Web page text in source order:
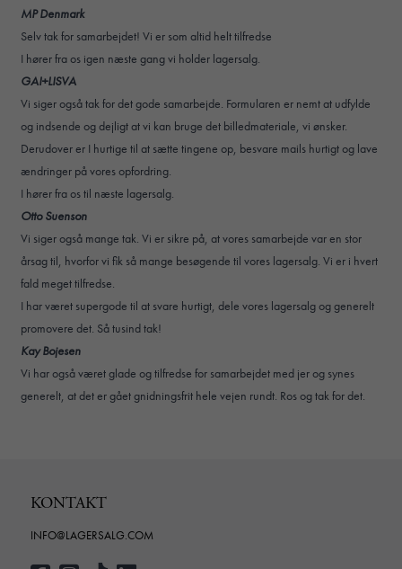
MP Denmark
Selv tak for samarbejdet! Vi er som altid helt tilfredse
I hører fra os igen næste gang vi holder lagersalg.
GAI+LISVA
Vi siger også tak for det gode samarbejde. Formularen er nemt at udfylde
og indsende og dejligt at vi kan bruge det billedmateriale, vi ønsker.
Derudover er I hurtige til at sætte tingene op, besvare mails hurtigt og lave
ændringer på vores opfordring.
I hører fra os til næste lagersalg.
Otto Suenson
Vi siger også mange tak. Vi er sikre på, at vores samarbejde var en stor
årsag til, hvorfor vi fik så mange besøgende til vores lagersalg. Vi er i hvert
fald meget tilfredse.
I har været supergode til at svare hurtigt, dele vores lagersalg og generelt
promovere det. Så tusind tak!
Kay Bojesen
Vi har også været glade og tilfredse for samarbejdet med jer og synes
generelt, at det er gået gnidningsfrit hele vejen rundt. Ros og tak for det.
KONTAKT
INFO@LAGERSALG.COM